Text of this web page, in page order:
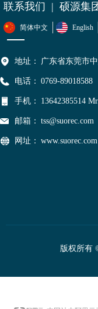
简体中文 English
地址： 广东省东莞市
电话： 0769-89018588
手机： 13642385514
邮箱： tss@suorec.com
网址： www.suorec.com
联系我们 | 硕源集
版权所有